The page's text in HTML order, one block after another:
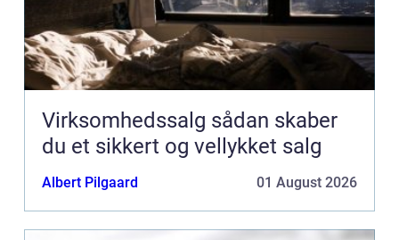
Virksomhedssalg sådan skaber
du et sikkert og vellykket salg
Albert Pilgaard 01 August 2026